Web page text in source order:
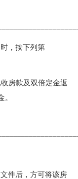
，按下列第
房款及双倍定金返
件后，方可将该房